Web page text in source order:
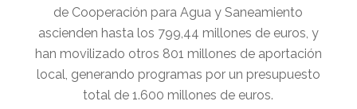
de Cooperación para Agua y Saneamiento
ascienden hasta los 799,44 millones de euros, y
han movilizado otros 801 millones de aportación
local, generando programas por un presupuesto
total de 1.600 millones de euros.